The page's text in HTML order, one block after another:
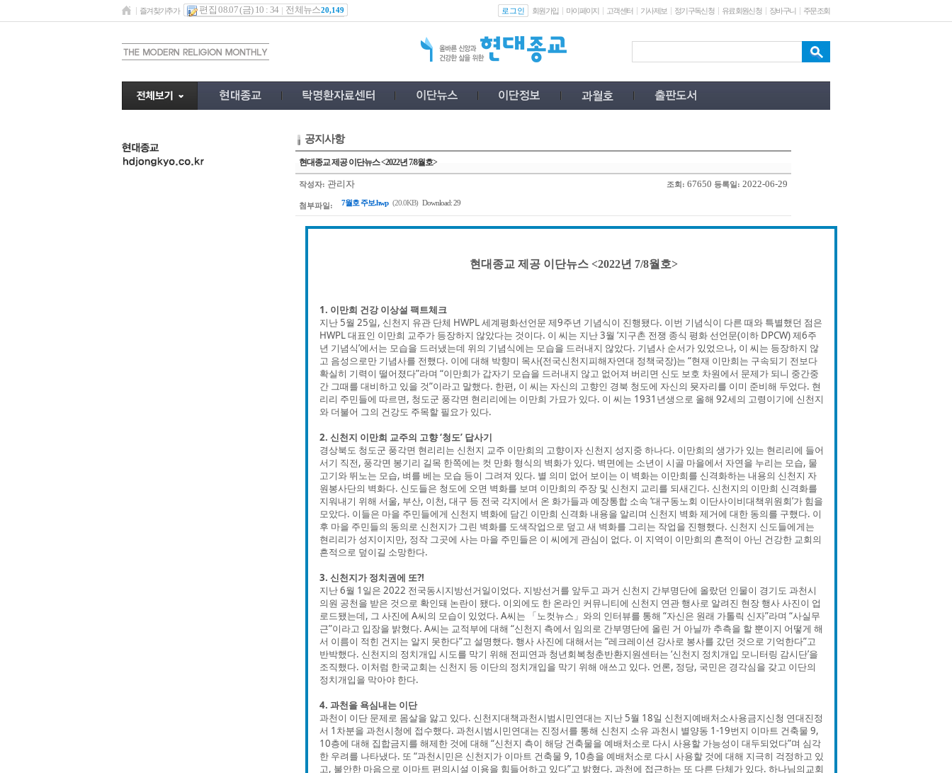
즐겨찾기추가 편집 08.07 (금) 10 : 34 전체뉴스20,149 로그인 회원가입 마이페이지 고객센터 기사제보 정기구독신청 유료회원신청 장바구니 주문조회
공지사항
현대종교 제공 이단뉴스 <2022년 7/8월호>
작성자: 관리자 조회: 67650 등록일: 2022-06-29
첨부파일: 7월호 주보.hwp (20.0KB) Download: 29
현대종교 제공 이단뉴스 <2022년 7/8월호>
1. 이만희 건강 이상설 팩트체크
지난 5월 25일, 신천지 유관 단체 HWPL 세계평화선언문 제9주년 기념식이 진행됐다. 이번 기념식이 다른 때와 특별했던 점은
HWPL 대표인 이만희 교주가 등장하지 않았다는 것이다. 이 씨는 지난 3월 ‘지구촌 전쟁 종식 평화 선언문(이하 DPCW) 제6주
년 기념식’에서는 모습을 드러냈는데 위의 기념식에는 모습을 드러내지 않았다. 기념사 순서가 있었으나, 이 씨는 등장하지 않
고 음성으로만 기념사를 전했다. 이에 대해 박향미 목사(전국신천지피해자연대 정책국장)는 “현재 이만희는 구속되기 전보다
확실히 기력이 떨어졌다”라며 “이만희가 갑자기 모습을 드러내지 않고 없어져 버리면 신도 보호 차원에서 문제가 되니 중간중
간 그때를 대비하고 있을 것”이라고 말했다. 한편, 이 씨는 자신의 고향인 경북 청도에 자신의 묫자리를 이미 준비해 두었다. 현
리리 주민들에 따르면, 청도군 풍각면 현리리에는 이만희 가묘가 있다. 이 씨는 1931년생으로 올해 92세의 고령이기에 신천지
와 더불어 그의 건강도 주목할 필요가 있다.
2. 신천지 이만희 교주의 고향 ‘청도’ 답사기
경상북도 청도군 풍각면 현리리는 신천지 교주 이만희의 고향이자 신천지 성지중 하나다. 이만희의 생가가 있는 현리리에 들어
서기 직전, 풍각면 봉기리 길목 한쪽에는 컷 만화 형식의 벽화가 있다. 벽면에는 소년이 시골 마을에서 자연을 누리는 모습, 물
고기와 뛰노는 모습, 벼를 베는 모습 등이 그려져 있다. 별 의미 없어 보이는 이 벽화는 이만희를 신격화하는 내용의 신천지 자
원봉사단의 벽화다. 신도들은 청도에 오면 벽화를 보며 이만희의 주장 및 신천지 교리를 되새긴다. 신천지의 이만희 신격화를
지워내기 위해 서울, 부산, 이천, 대구 등 전국 각지에서 온 화가들과 예장통합 소속 ‘대구동노회 이단사이비대책위원회’가 힘을
모았다. 이들은 마을 주민들에게 신천지 벽화에 담긴 이만희 신격화 내용을 알리며 신천지 벽화 제거에 대한 동의를 구했다. 이
후 마을 주민들의 동의로 신천지가 그린 벽화를 도색작업으로 덮고 새 벽화를 그리는 작업을 진행했다. 신천지 신도들에게는
현리리가 성지이지만, 정작 그곳에 사는 마을 주민들은 이 씨에게 관심이 없다. 이 지역이 이만희의 흔적이 아닌 건강한 교회의
흔적으로 덮이길 소망한다.
3. 신천지가 정치권에 또?!
지난 6월 1일은 2022 전국동시지방선거일이었다. 지방선거를 앞두고 과거 신천지 간부명단에 올랐던 인물이 경기도 과천시
의원 공천을 받은 것으로 확인돼 논란이 됐다. 이외에도 한 온라인 커뮤니티에 신천지 연관 행사로 알려진 현장 행사 사진이 업
로드됐는데, 그 사진에 A씨의 모습이 있었다. A씨는 「노컷뉴스」와의 인터뷰를 통해 “자신은 원래 가톨릭 신자”라며 “사실무
근”이라고 입장을 밝혔다. A씨는 교적부에 대해 “신천지 측에서 임의로 간부명단에 올린 거 아닐까 추측을 할 뿐이지 어떻게 해
서 이름이 적힌 건지는 알지 못한다”고 설명했다. 행사 사진에 대해서는 “레크레이션 강사로 봉사를 갔던 것으로 기억한다”고
반박했다. 신천지의 정치개입 시도를 막기 위해 전피연과 청년회복청춘반환지원센터는 ‘신천지 정치개입 모니터링 감시단’을
조직했다. 이처럼 한국교회는 신천지 등 이단의 정치개입을 막기 위해 애쓰고 있다. 언론, 정당, 국민은 경각심을 갖고 이단의
정치개입을 막아야 한다.
4. 과천을 욕심내는 이단
과천이 이단 문제로 몸살을 앓고 있다. 신천지대책과천시범시민연대는 지난 5월 18일 신천지예배처소사용금지신청 연대진정
서 1차분을 과천시청에 접수했다. 과천시범시민연대는 진정서를 통해 신천지 소유 과천시 별양동 1-19번지 이마트 건축물 9,
10층에 대해 집합금지를 해제한 것에 대해 “신천지 측이 해당 건축물을 예배처소로 다시 사용할 가능성이 대두되었다”며 심각
한 우려를 나타냈다. 또 “과천시민은 신천지가 이마트 건축물 9, 10층을 예배처소로 다시 사용할 것에 대해 지극히 걱정하고 있
고, 불안한 마음으로 이마트 편의시설 이용을 힘들어하고 있다”고 밝혔다. 과천에 접근하는 또 다른 단체가 있다. 하나님의교회